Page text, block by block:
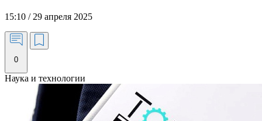
15:10 / 29 апреля 2025
0